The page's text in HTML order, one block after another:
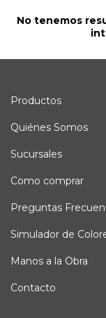
No tenemos
Productos
Quiénes Somos
Sucursales
Como comprar
Preguntas
Simulador de
Manos a la Obra
Contacto